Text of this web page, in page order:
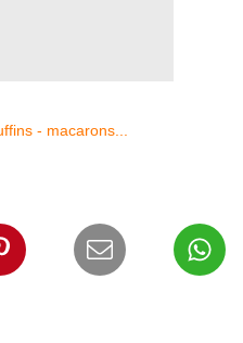
- macarons...